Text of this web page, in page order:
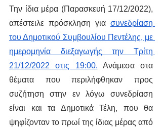
Την ίδια μέρα (Παρασκευή 17/12/2022),
απέστειλε πρόσκληση για συνεδρίαση
του Δημοτικού Συμβουλίου Πεντέλης, με
ημερομηνία διεξαγωγής την Τρίτη
21/12/2022 στις 19:00. Ανάμεσα στα
θέματα που περιλήφθηκαν προς
συζήτηση στην εν λόγω συνεδρίαση
είναι και τα Δημοτικά Τέλη, που θα
ψηφίζονταν το πρωί της ίδιας μέρας από